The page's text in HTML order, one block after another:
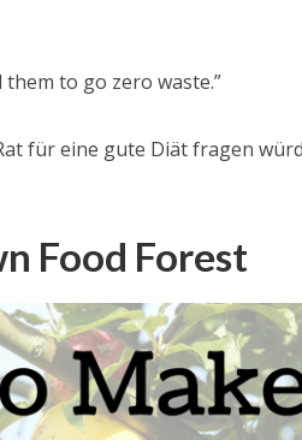
them to go zero waste.”
für eine gute Diät fragen
Food Forest